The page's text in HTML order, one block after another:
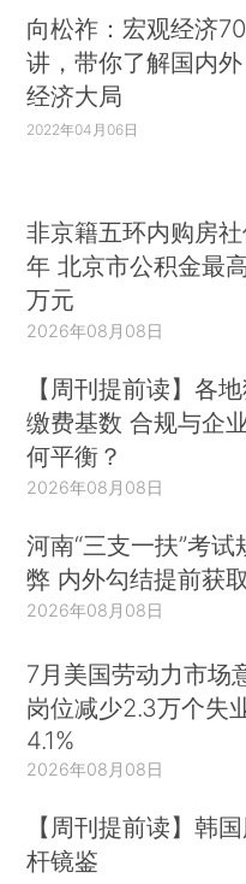
向松祚：宏观经济70
讲，带你了解国内外
经济大局
2022年04月06日
非京籍五环内购房
年 北京市公积金最
万元
2026年08月08日
【周刊提前读】各
缴费基数 合规与企
何平衡？
2026年08月08日
河南“三支一扶”考试
弊 内外勾结提前获
2026年08月08日
7月美国劳动力市场
岗位减少2.3万个失
4.1%
2026年08月08日
【周刊提前读】韩
杆镜鉴